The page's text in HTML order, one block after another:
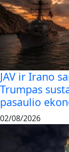
JAV ir Irano
Trumpas
pasaulio
02/08/2026